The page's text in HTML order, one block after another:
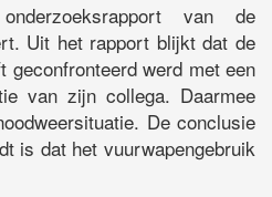
van de
Uit het rapport blijkt dat de
geconfronteerd werd met een
van zijn collega. Daarmee
De conclusie
is dat het vuurwapengebruik